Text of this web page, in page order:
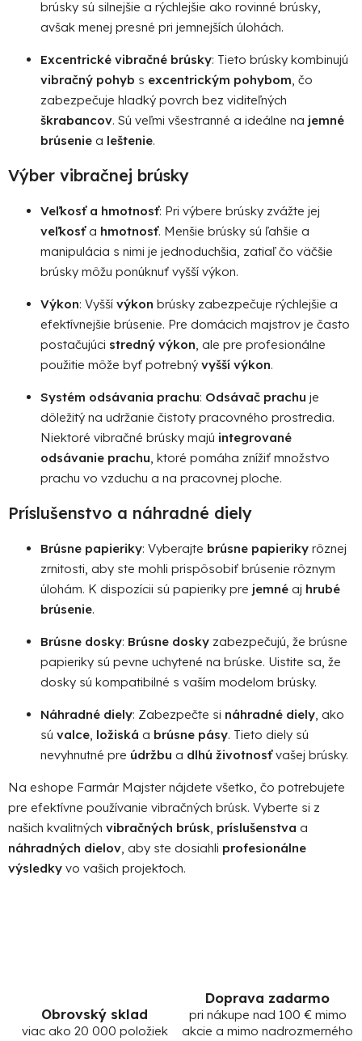
brúsky sú silnejšie a rýchlejšie ako rovinné brúsky,
avšak menej presné pri jemnejších úlohách.
Excentrické vibračné brúsky: Tieto brúsky kombinujú
vibračný pohyb s excentrickým pohybom, čo
zabezpečuje hladký povrch bez viditeľných
škrabancov. Sú veľmi všestranné a ideálne na jemné
brúsenie a leštenie.
Výber vibračnej brúsky
Veľkosť a hmotnosť: Pri výbere brúsky zvážte jej
veľkosťa hmotnosť. Menšie brúsky sú ľahšie a
manipulácia s nimi je jednoduchšia, zatiaľ čo väčšie
brúsky môžu ponúknuť vyšší výkon.
Výkon: Vyšší výkon brúsky zabezpečuje rýchlejšie a
efektívnejšie brúsenie. Pre domácich majstrov je často
postačujúci stredný výkon, ale pre profesionálne
použitie môže byť potrebný vyšší výkon.
Systém odsávania prachu: Odsávač prachu je
dôležitý na udržanie čistoty pracovného prostredia.
Niektoré vibračné brúsky majú integrované
odsávanie prachu, ktoré pomáha znížiť množstvo
prachu vo vzduchu a na pracovnej ploche.
Príslušenstvo a náhradné diely
Brúsne papieriky: Vyberajte brúsne papieriky rôznej
zrnitosti, aby ste mohli prispôsobiť brúsenie rôznym
úlohám. K dispozícii sú papieriky pre jemné aj hrubé
brúsenie.
Brúsne dosky: Brúsne dosky zabezpečujú, že brúsne
papieriky sú pevne uchytené na brúske. Uistite sa, že
dosky sú kompatibilné s vaším modelom brúsky.
Náhradné diely: Zabezpečte si náhradné diely, ako
sú valce, ložiská a brúsne pásy. Tieto diely sú
nevyhnutné pre údržbu a dlhú životnosťvašej brúsky.
Na eshope Farmár Majster nájdete všetko, čo potrebujete
pre efektívne používanie vibračných brúsk. Vyberte si z
našich kvalitných vibračných brúsk, príslušenstva a
náhradných dielov, aby ste dosiahli profesionálne
výsledky vo vašich projektoch.
Obrovský sklad
viac ako 20 000 položiek
Doprava zadarmo
pri nákupe nad 100 € mimo
akcie a mimo nadrozmerného